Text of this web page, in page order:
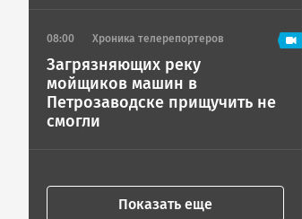
08:00 Хроника телерепортеров
Загрязняющих реку
мойщиков машин в
Петрозаводске прищучить не
смогли
Показать еще